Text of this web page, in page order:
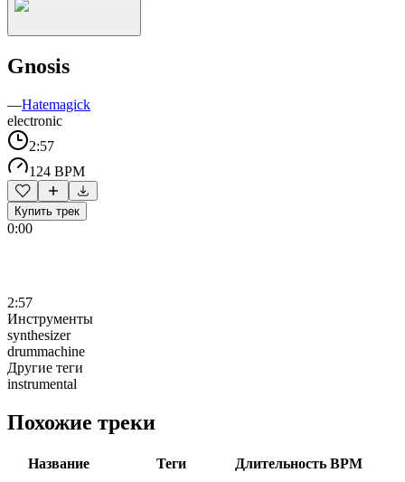
Gnosis
—Hatemagick
electronic
2:57
124 BPM
Купить трек
0:00
2:57
Инструменты
synthesizer
drummachine
Другие теги
instrumental
Похожие треки
Название Теги Длительность BPM